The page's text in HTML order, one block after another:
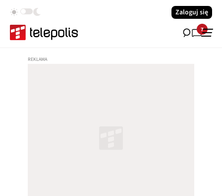
Zaloguj się
7